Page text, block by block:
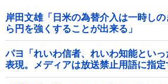
岸田文雄「日米の為替介入は一時し
ら円を強くすることが出来る」
パヨ「れいわ信者、れいわ知能とい
表現。メディアは放送禁止用語に指定